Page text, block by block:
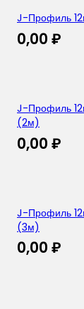
J-Профиль
0,00 ₽
J-Профиль
(2м)
0,00 ₽
J-Профиль
(3м)
0,00 ₽